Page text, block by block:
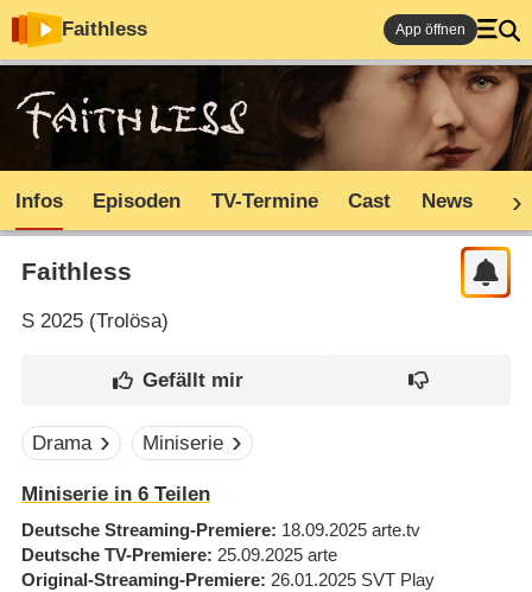
Faithless App öffnen
Infos Episoden TV-Termine Cast News
Faithless
S2025 (Trolösa)
Drama Miniserie
Miniserie in 6 Teilen
Deutsche Streaming-Premiere 18.09.2025 arte.tv
Deutsche TV-Premiere 25.09.2025 arte
Original-Streaming-Premiere 26.01.2025 SVT Play